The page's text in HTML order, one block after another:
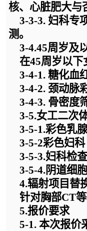
核、心脏肥大与
3-3-3. 妇科专
测。
3-4.45周岁及
在45周岁以下
3-4-1. 糖化血
3-4-2. 颈动脉
3-4-3. 骨密度
3-5.女工二次
3-5-1.彩色乳腺
3-5-2彩色妇科
3-5-3.妇科检
3-5-4.阴道细
4.辐射项目替
针对胸部CT
5.报价要求
5-1. 本次报价